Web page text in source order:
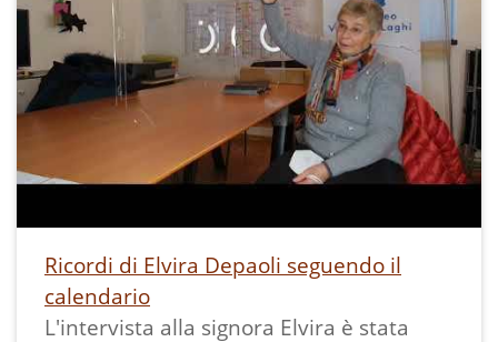
Ricordi di Elvira Depaoli seguendo il
calendario
L'intervista alla signora Elvira è stata